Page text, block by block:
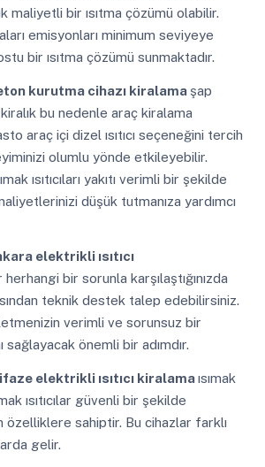
maliyetli bir ısıtma çözümü olabilir.
emisyonları minimum seviyeye
bir ısıtma çözümü sunmaktadır.
kurutma cihazı kiralama şap
bu nedenle araç kiralama
araç içi dizel ısıtıcı seçeneğini tercih
olumlu yönde etkileyebilir.
ısıtıcıları yakıtı verimli bir şekilde
düşük tutmanıza yardımcı
elektrikli ısıtıcı
herhangi bir sorunla karşılaştığınızda
teknik destek talep edebilirsiniz.
verimli ve sorunsuz bir
sağlayacak önemli bir adımdır.
elektrikli ısıtıcı kiralamaısımak
ısıtıcılar güvenli bir şekilde
özelliklere sahiptir. Bu cihazlar farklı
gelir.